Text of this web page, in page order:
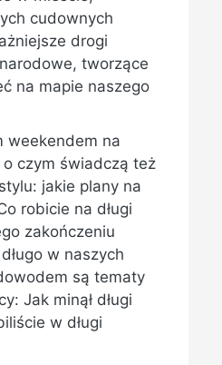
cudownych
drogi
tworzące
na mapie naszego
weekendem na
o czym świadczą też
jakie plany na
robicie na długi
zakończeniu
w naszych
są tematy
Jak minął długi
w długi